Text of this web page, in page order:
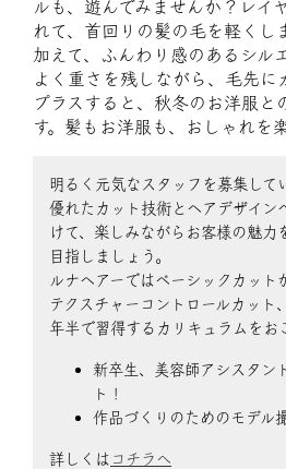
ルも、遊んでみませんか？レイ
れて、首回りの髪の毛を軽くし
加えて、ふんわり感のあるシル
よく重さを残しながら、毛先に
プラスすると、秋冬のお洋服と
す。髪もお洋服も、おしゃれを
明るく元気なスタッフを募集して
優れたカット技術とヘアデザイン
けて、楽しみながらお客様の魅力
目指しましょう。
ルナヘアーではベーシックカット
テクスチャーコントロールカット
年半で習得するカリキュラムをお
新卒生、美容師アシスタン
ト！
作品づくりのためのモデル
詳しくは コチラへ